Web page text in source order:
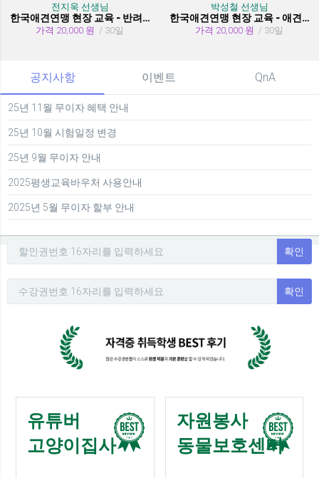
전지욱 선생님
한국애견연맹 현장 교육 - 반려동물 유치원 취창업
가격 20,000 원 / 30일
박성철 선생님
한국애견연맹 현장 교육 - 애견 훈련 기초 (실견)
가격 20,000 원 / 30일
공지사항 이벤트 QnA
25년 11월 무이자 혜택 안내
25년 10월 시험일정 변경
25년 9월 무이자 안내
2025평생교육바우처 사용안내
2025년 5월 무이자 할부 안내
확인
확인
유튜버
고양이집사
자원봉사
동물보호센터